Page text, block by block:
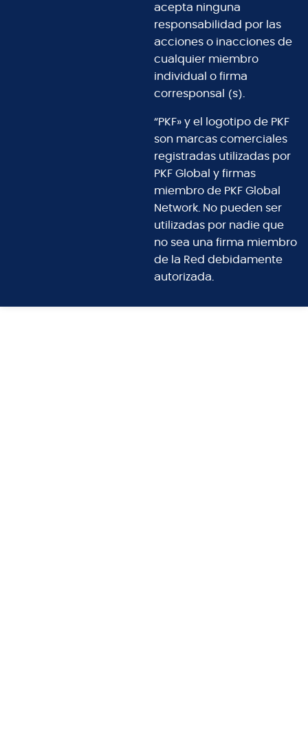
acepta ninguna
responsabilidad por las
acciones o inacciones de
cualquier miembro
individual o firma
corresponsal (s).
“PKF» y el logotipo de PKF
son marcas comerciales
registradas utilizadas por
PKF Global y firmas
miembro de PKF Global
Network. No pueden ser
utilizadas por nadie que
no sea una firma miembro
de la Red debidamente
autorizada.